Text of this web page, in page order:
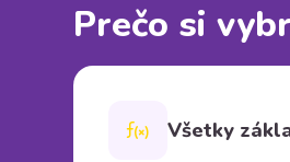
Prečo si
Všetky